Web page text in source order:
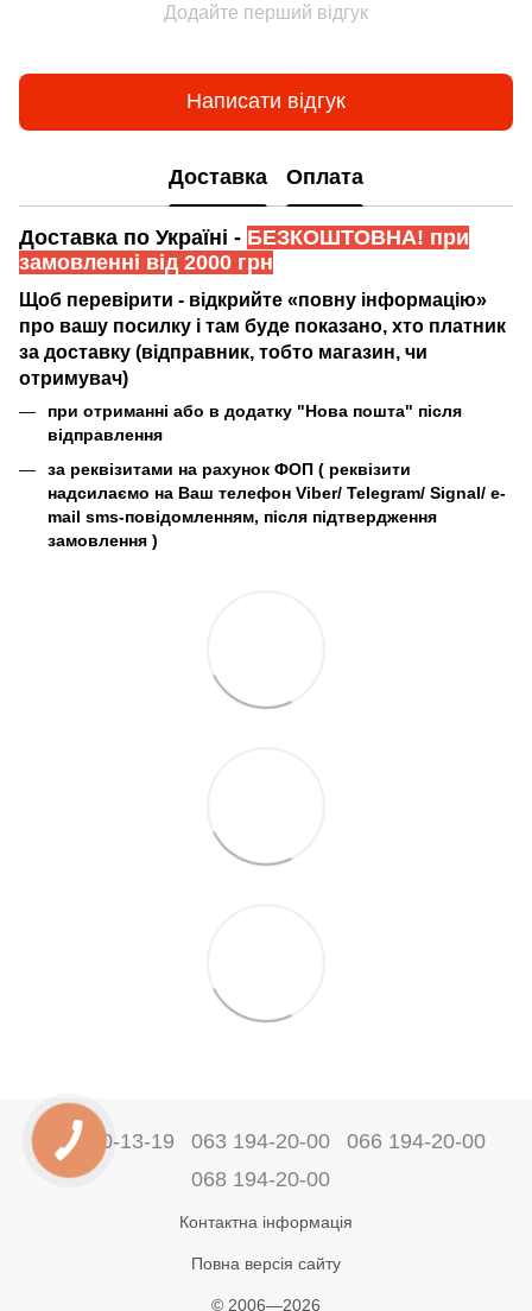
Додайте перший відгук
Написати відгук
Доставка Оплата
Доставка по Україні - БЕЗКОШТОВНА! при
замовленні від 2000 грн
Щоб перевірити - відкрийте «повну інформацію»
про вашу посилку і там буде показано, хто платник
за доставку (відправник, тобто магазин, чи
отримувач)
при отриманні або в додатку "Нова пошта" після
відправлення
за реквізитами на рахунок ФОП ( реквізити
надсилаємо на Ваш телефон Viber/ Telegram/ Signal/ e-
mail sms-повідомленням, після підтвердження
замовлення )
044 360-13-19 063 194-20-00
066 194-20-00
068 194-20-00
Контактна інформація
Повна версія сайту
© 2006—2026